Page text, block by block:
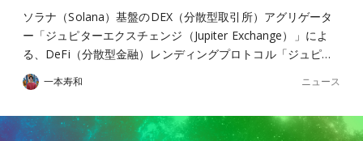
ソラナ（Solana）基盤のDEX（分散型取引所）アグリゲータ
ー「ジュピターエクスチェンジ（Jupiter Exchange）」によ
る、DeFi（分散型金融）レンディングプロトコル「ジュピ…
一本寿和 ニュース